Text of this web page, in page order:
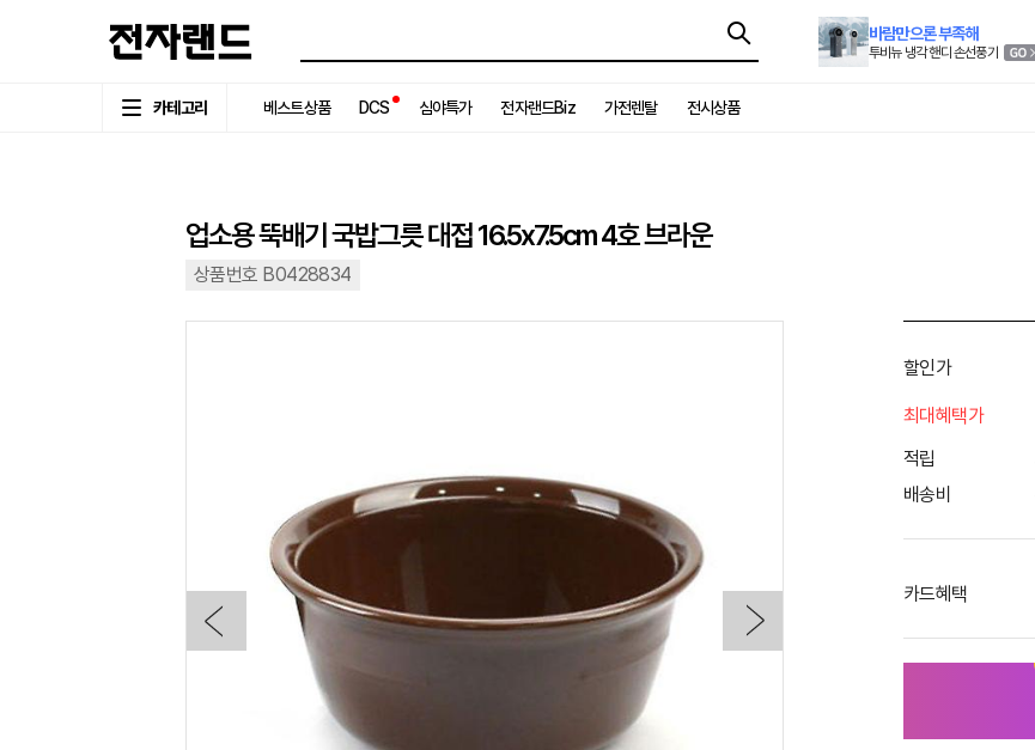
바람만으론 부족해
투비뉴 냉각 핸디 손선풍기
카테고리 베스트상품 DCS 심야특가 전자랜드Biz 가전렌탈 전시상품
업소용 뚝배기 국밥그릇 대접 16.5x7.5cm 4호 브라운
상품번호 B0428834
할인가
최대혜택가
적립
배송비
카드혜택